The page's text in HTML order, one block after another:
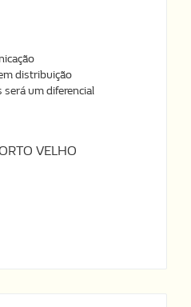
distribuição
será um diferencial
VELHO